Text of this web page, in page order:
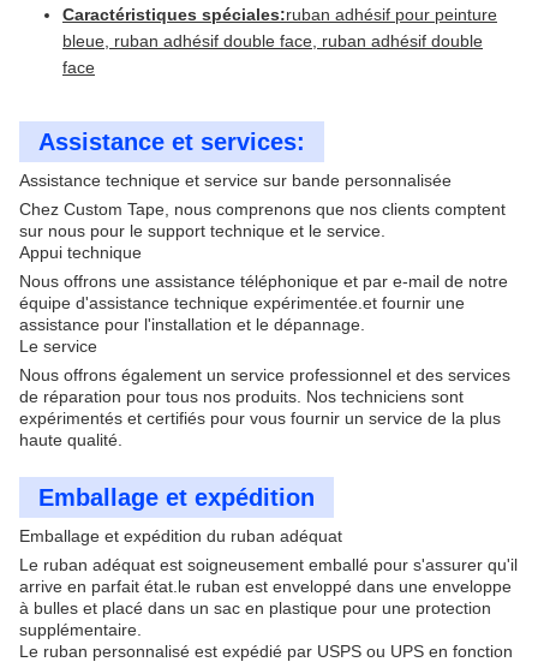
Caractéristiques spéciales:ruban adhésif pour peinture
bleue, ruban adhésif double face, ruban adhésif double
face
Assistance et services:
Assistance technique et service sur bande personnalisée
Chez Custom Tape, nous comprenons que nos clients comptent
sur nous pour le support technique et le service.
Appui technique
Nous offrons une assistance téléphonique et par e-mail de notre
équipe d'assistance technique expérimentée.et fournir une
assistance pour l'installation et le dépannage.
Le service
Nous offrons également un service professionnel et des services
de réparation pour tous nos produits. Nos techniciens sont
expérimentés et certifiés pour vous fournir un service de la plus
haute qualité.
Emballage et expédition
Emballage et expédition du ruban adéquat
Le ruban adéquat est soigneusement emballé pour s'assurer qu'il
arrive en parfait état.le ruban est enveloppé dans une enveloppe
à bulles et placé dans un sac en plastique pour une protection
supplémentaire.
Le ruban personnalisé est expédié par USPS ou UPS en fonction